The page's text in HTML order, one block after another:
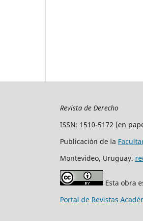
Revista de Derecho
ISSN: 1510-5172 (en
Publicación de la
Montevideo, Uruguay.
Esta obra
Portal de Revistas